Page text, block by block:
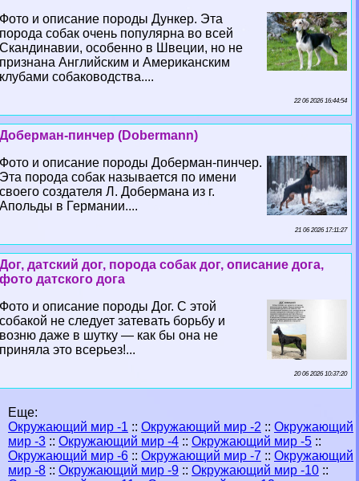
Фото и описание породы Дункер. Эта
порода собак очень популярна во всей
Скандинавии, особенно в Швеции, но не
признана Английским и Американским
клубами собаководства....
22 06 2026 16:44:54
Доберман-пинчер (Dobermann)
Фото и описание породы Доберман-пинчер.
Эта порода собак называется по имени
своего создателя Л. Добермана из г.
Апольды в Германии....
21 06 2026 17:11:27
Дог, датский дог, порода собак дог, описание дога,
фото датского дога
Фото и описание породы Дог. С этой
собакой не следует затевать борьбу и
возню даже в шутку — как бы она не
приняла это всерьез!...
20 06 2026 10:37:20
Еще:
Окружающий мир -1 :: Окружающий мир -2 :: Окружающий
мир -3 :: Окружающий мир -4 :: Окружающий мир -5 ::
Окружающий мир -6 :: Окружающий мир -7 :: Окружающий
мир -8 :: Окружающий мир -9 :: Окружающий мир -10 ::